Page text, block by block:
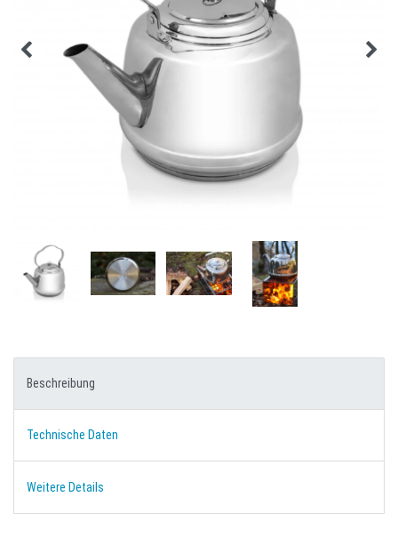
Beschreibung
Technische Daten
Weitere Details